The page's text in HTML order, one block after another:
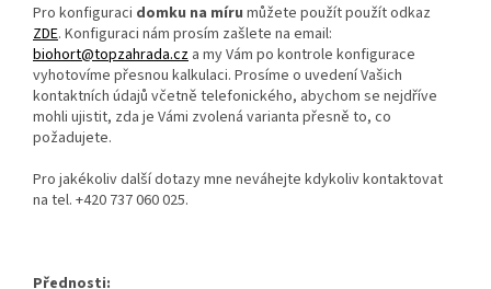
Pro konfiguraci domku na míru můžete použít použít odkaz
ZDE. Konfiguraci nám prosím zašlete na email:
biohort@topzahrada.cz a my Vám po kontrole konfigurace
vyhotovíme přesnou kalkulaci. Prosíme o uvedení Vašich
kontaktních údajů včetně telefonického, abychom se nejdříve
mohli ujistit, zda je Vámi zvolená varianta přesně to, co
požadujete.
Pro jakékoliv další dotazy mne neváhejte kdykoliv kontaktovat
na tel. +420 737 060 025.
Přednosti: